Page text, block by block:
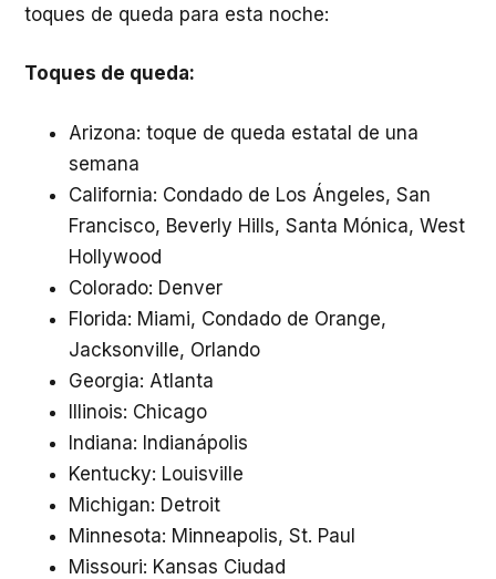
toques de queda para esta noche:
Toques de queda:
Arizona: toque de queda estatal de una
semana
California: Condado de Los Ángeles, San
Francisco, Beverly Hills, Santa Mónica, West
Hollywood
Colorado: Denver
Florida: Miami, Condado de Orange,
Jacksonville, Orlando
Georgia: Atlanta
Illinois: Chicago
Indiana: Indianápolis
Kentucky: Louisville
Michigan: Detroit
Minnesota: Minneapolis, St. Paul
Missouri: Kansas Ciudad